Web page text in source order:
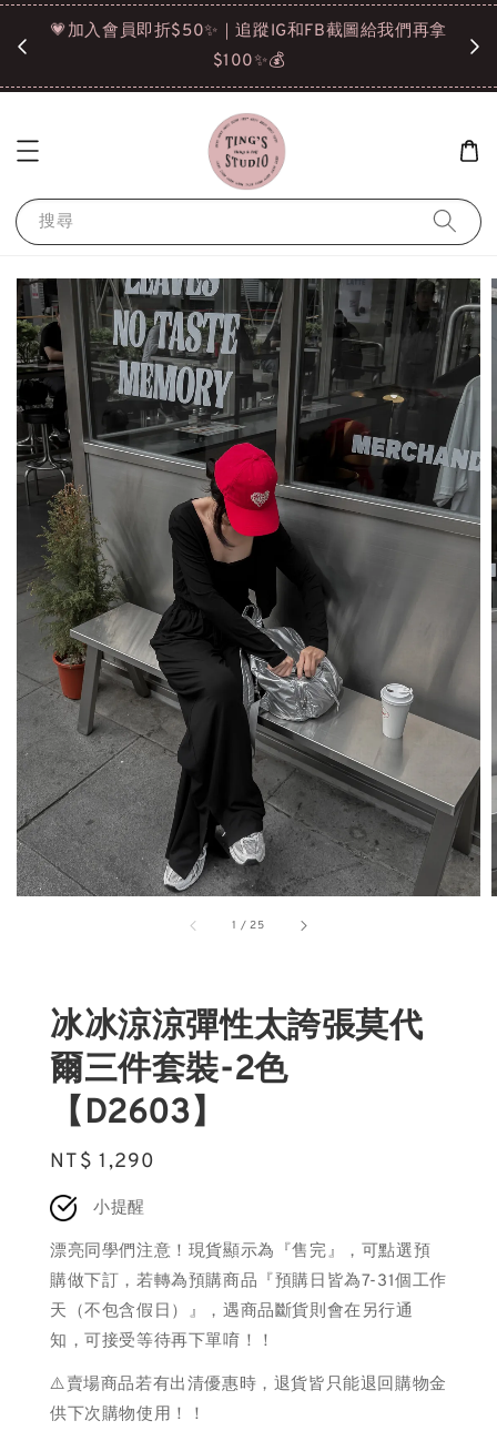
選
💗加入會員即折$50✨｜追蹤IG和FB截圖給我們再拿
$100✨💰
搜尋
1 /25
冰冰涼涼彈性太誇張莫代
爾三件套裝-2色
【D2603】
Regular
price
NT$ 1,290
小提醒
漂亮同學們注意！現貨顯示為『售完』，可點選預
購做下訂，若轉為預購商品『預購日皆為7-31個工作
天（不包含假日）』，遇商品斷貨則會在另行通
知，可接受等待再下單唷！！
⚠️賣場商品若有出清優惠時，退貨皆只能退回購物金
供下次購物使用！！